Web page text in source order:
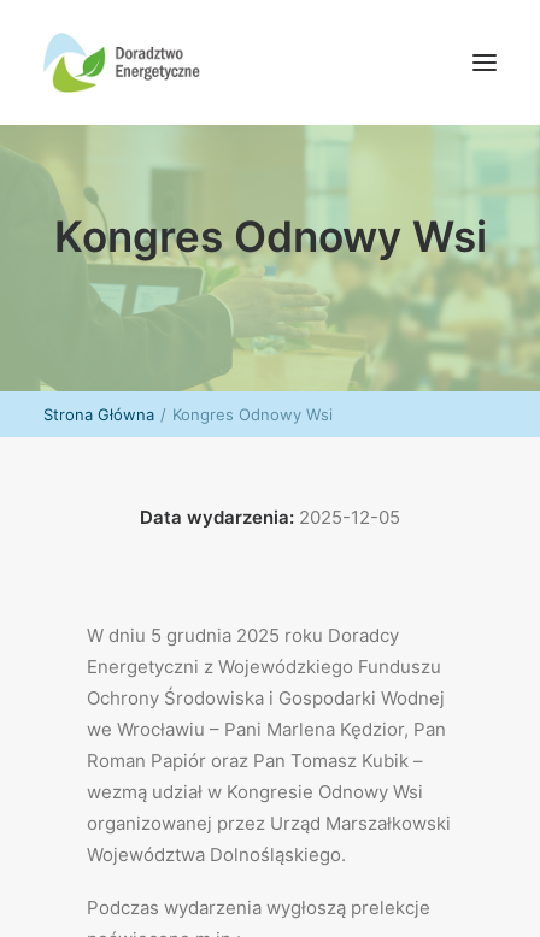
Oferta doradców
Aktualności
Wydarzenia
Oferta finansowania
Media
Wyszukiwanie
Kongres Odnowy Wsi
Strona Główna Kongres Odnowy Wsi
Data wydarzenia: 2025-12-05
W dniu 5 grudnia 2025 roku Doradcy
Energetyczni z Wojewódzkiego Funduszu
Ochrony Środowiska i Gospodarki Wodnej
we Wrocławiu – Pani Marlena Kędzior, Pan
Roman Papiór oraz Pan Tomasz Kubik –
wezmą udział w Kongresie Odnowy Wsi
organizowanej przez Urząd Marszałkowski
Województwa Dolnośląskiego.
Podczas wydarzenia wygłoszą prelekcje